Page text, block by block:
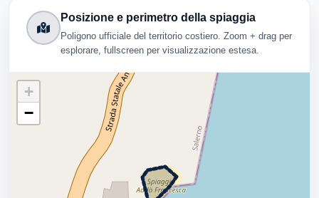
Posizione e perimetro della spiaggia
Poligono ufficiale del territorio costiero. Zoom + drag per
esplorare, fullscreen per visualizzazione estesa.
+
−